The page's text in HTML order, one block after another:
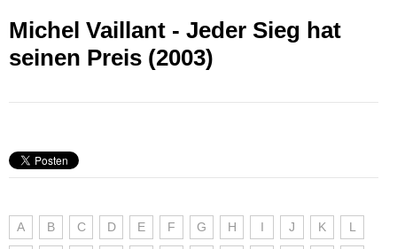
Michel Vaillant - Jeder Sieg hat
seinen Preis (2003)
A B C D E F G H I J K L